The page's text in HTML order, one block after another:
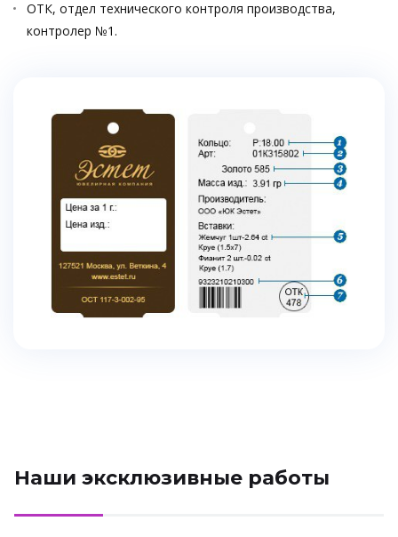
ОТК, отдел технического контроля производства,
контролер №1.
Наши эксклюзивные работы